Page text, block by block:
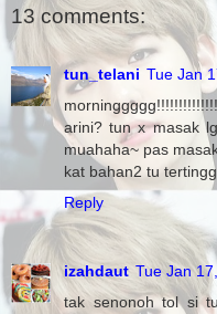
13 comments:
tun_telani Tue Jan
arini? tun x masak
muahaha~ pas
kat bahan2 tu
Reply
izahdaut Tue Jan
tak senonoh tol si